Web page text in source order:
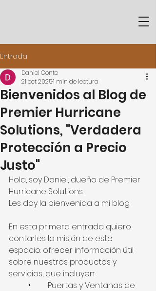
Entrada
Bienvenidos al Blog de
Premier Hurricane
Solutions, "Verdadera
Protección a Precio
Justo"
Daniel Conte
21 oct 20251 min de lectura
Hola, soy Daniel, dueño de Premier
Hurricane Solutions.
Les doy la bienvenida a mi blog.
En esta primera entrada quiero
contarles la misión de este
espacio: ofrecer información útil
sobre nuestros productos y
servicios, que incluyen: